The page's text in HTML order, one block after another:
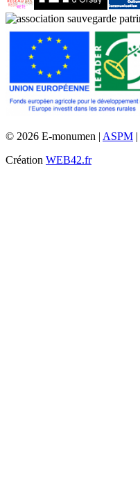
© 2026 E-monumen | ASPM |
Création WEB42.fr